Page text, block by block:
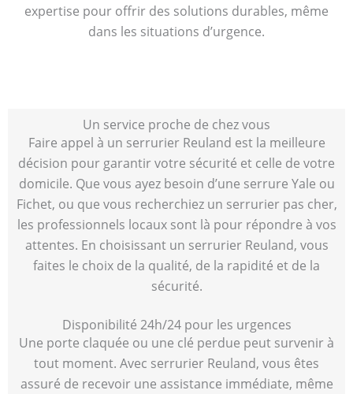
expertise pour offrir des solutions durables, même
dans les situations d’urgence.
Un service proche de chez vous
Faire appel à un serrurier Reuland est la meilleure
décision pour garantir votre sécurité et celle de votre
domicile. Que vous ayez besoin d’une serrure Yale ou
Fichet, ou que vous recherchiez un serrurier pas cher,
les professionnels locaux sont là pour répondre à vos
attentes. En choisissant un serrurier Reuland, vous
faites le choix de la qualité, de la rapidité et de la
sécurité.
Disponibilité 24h/24 pour les urgences
Une porte claquée ou une clé perdue peut survenir à
tout moment. Avec serrurier Reuland, vous êtes
assuré de recevoir une assistance immédiate, même